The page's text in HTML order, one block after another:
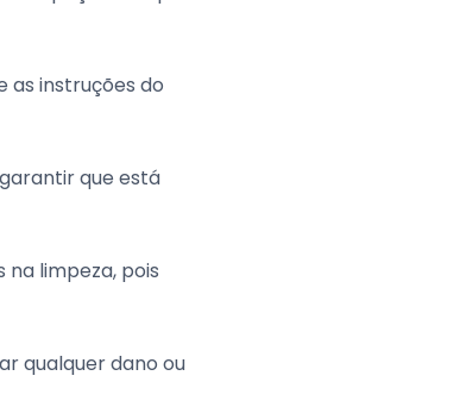
as instruções do
que está
na limpeza, pois
qualquer dano ou